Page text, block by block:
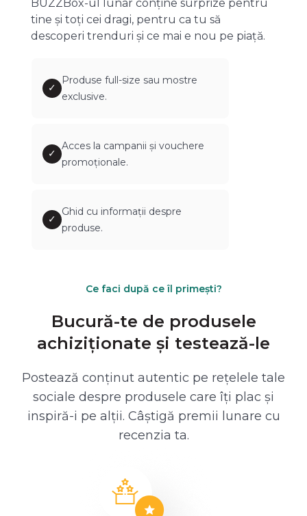
BUZZBox-ul lunar conține surprize pentru
tine și toți cei dragi, pentru ca tu să
descoperi trenduri și ce mai e nou pe piață.
✓
Produse full-size sau mostre
exclusive.
✓
Acces la campanii și vouchere
promoționale.
✓
Ghid cu informații despre
produse.
Ce faci după ce îl primești?
Bucură-te de produsele
achiziționate și testează-le
Postează conținut autentic pe rețelele tale
sociale despre produsele care îți plac și
inspiră-i pe alții. Câștigă premii lunare cu
recenzia ta.